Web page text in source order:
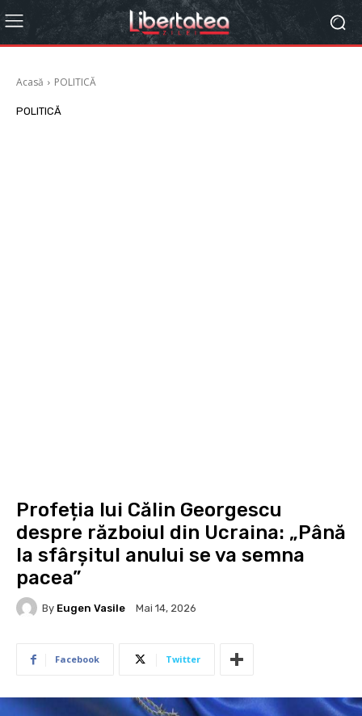
Acasă POLITICĂ
POLITICĂ
Profeția lui Călin Georgescu
despre războiul din Ucraina: „Până
la sfârșitul anului se va semna
pacea”
By Eugen Vasile Mai 14, 2026
Facebook Twitter